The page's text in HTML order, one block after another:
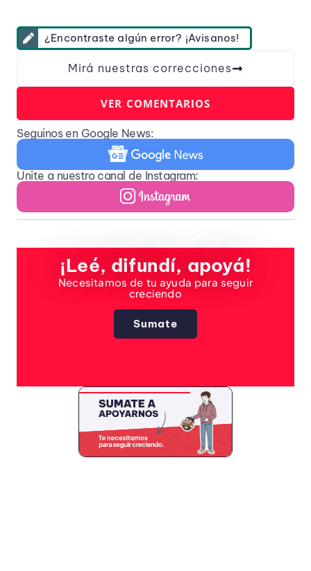
¿Encontraste algún error? ¡Avisanos!
Mirá nuestras correcciones
VER COMENTARIOS
Seguinos en Google News:
Unite a nuestro canal de Instagram:
¡Leé, difundí, apoyá!
Necesitamos de tu ayuda para seguir
creciendo
Sumate